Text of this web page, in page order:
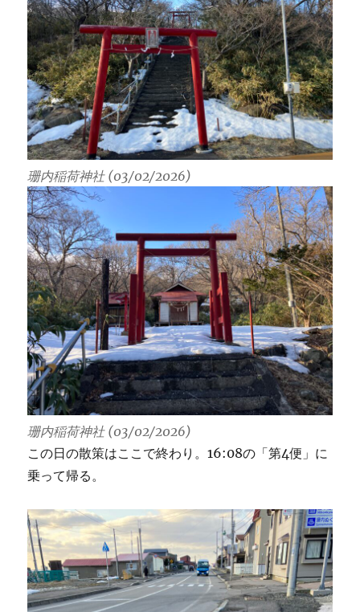
珊内稲荷神社 (03/02/2026)
珊内稲荷神社 (03/02/2026)
この日の散策はここで終わり。16:08の「第4便」に
乗って帰る。